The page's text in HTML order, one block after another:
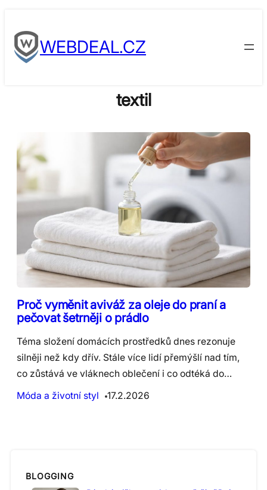
to
contentWEBDEAL.CZ
textil
Proč vyměnit aviváž za oleje do praní a
pečovat šetrněji o prádlo
Téma složení domácích prostředků dnes rezonuje
silněji než kdy dřív. Stále více lidí přemýšlí nad tím,
co zůstává ve vláknech oblečení i co odtéká do…
Móda a životní styl
17.2.2026
BLOGGING